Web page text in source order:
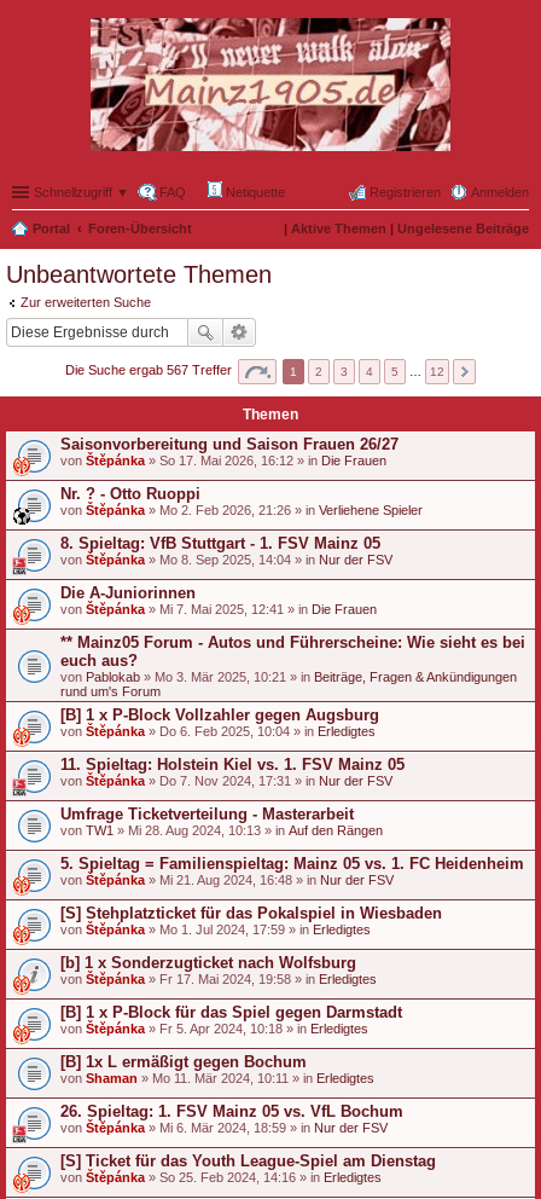
Schnellzugriff ▼ FAQ Netiquette Anmelden
Registrieren
Portal Foren-Übersicht | Aktive Themen | Ungelesene Beiträge
Unbeantwortete Themen
Zur erweiterten Suche
Die Suche ergab 567 Treffer 1 2 3 4 5 12
Themen
Saisonvorbereitung und Saison Frauen 26/27
von Štěpánka » So 17. Mai 2026, 16:12 » in Die Frauen
Nr. ? - Otto Ruoppi
von Štěpánka » Mo 2. Feb 2026, 21:26 » in Verliehene Spieler
8. Spieltag: VfB Stuttgart - 1. FSV Mainz 05
von Štěpánka » Mo 8. Sep 2025, 14:04 » in Nur der FSV
Die A-Juniorinnen
von Štěpánka » Mi 7. Mai 2025, 12:41 » in Die Frauen
** Mainz05 Forum - Autos und Führerscheine: Wie sieht es bei
euch aus?
von Pablokab » Mo 3. Mär 2025, 10:21 » in Beiträge, Fragen & Ankündigungen
rund um's Forum
[B] 1 x P-Block Vollzahler gegen Augsburg
von Štěpánka » Do 6. Feb 2025, 10:04 » in Erledigtes
11. Spieltag: Holstein Kiel vs. 1. FSV Mainz 05
von Štěpánka » Do 7. Nov 2024, 17:31 » in Nur der FSV
Umfrage Ticketverteilung - Masterarbeit
von TW1 » Mi 28. Aug 2024, 10:13 » in Auf den Rängen
5. Spieltag = Familienspieltag: Mainz 05 vs. 1. FC Heidenheim
von Štěpánka » Mi 21. Aug 2024, 16:48 » in Nur der FSV
[S] Stehplatzticket für das Pokalspiel in Wiesbaden
von Štěpánka » Mo 1. Jul 2024, 17:59 » in Erledigtes
[b] 1 x Sonderzugticket nach Wolfsburg
von Štěpánka » Fr 17. Mai 2024, 19:58 » in Erledigtes
[B] 1 x P-Block für das Spiel gegen Darmstadt
von Štěpánka » Fr 5. Apr 2024, 10:18 » in Erledigtes
[B] 1x L ermäßigt gegen Bochum
von Shaman » Mo 11. Mär 2024, 10:11 » in Erledigtes
26. Spieltag: 1. FSV Mainz 05 vs. VfL Bochum
von Štěpánka » Mi 6. Mär 2024, 18:59 » in Nur der FSV
[S] Ticket für das Youth League-Spiel am Dienstag
von Štěpánka » So 25. Feb 2024, 14:16 » in Erledigtes